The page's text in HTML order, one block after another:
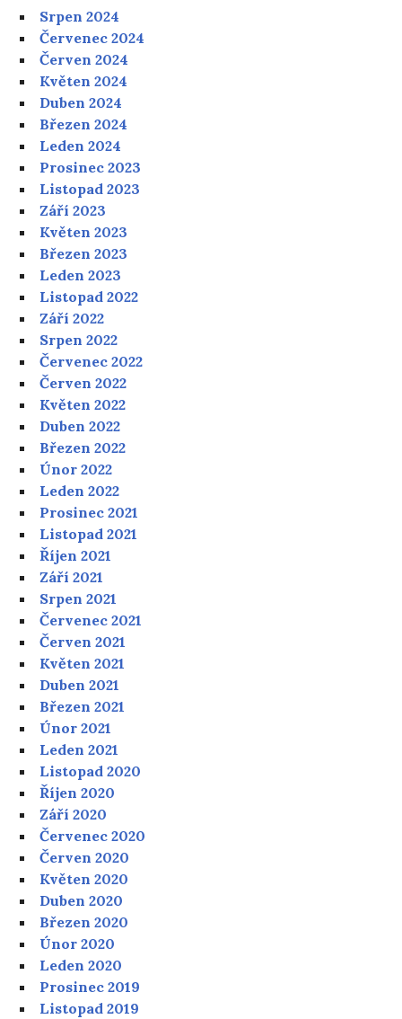
Srpen 2024
Červenec 2024
Červen 2024
Květen 2024
Duben 2024
Březen 2024
Leden 2024
Prosinec 2023
Listopad 2023
Září 2023
Květen 2023
Březen 2023
Leden 2023
Listopad 2022
Září 2022
Srpen 2022
Červenec 2022
Červen 2022
Květen 2022
Duben 2022
Březen 2022
Únor 2022
Leden 2022
Prosinec 2021
Listopad 2021
Říjen 2021
Září 2021
Srpen 2021
Červenec 2021
Červen 2021
Květen 2021
Duben 2021
Březen 2021
Únor 2021
Leden 2021
Listopad 2020
Říjen 2020
Září 2020
Červenec 2020
Červen 2020
Květen 2020
Duben 2020
Březen 2020
Únor 2020
Leden 2020
Prosinec 2019
Listopad 2019